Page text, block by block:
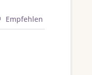
Empfehlen